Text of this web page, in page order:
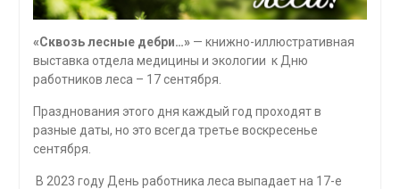
«Сквозь лесные дебри…»— книжно-иллюстративная
выставка отдела медицины и экологии к Дню
работников леса – 17 сентября.
Празднования этого дня каждый год проходят в
разные даты, но это всегда третье воскресенье
сентября.
В 2023 году День работника леса выпадает на 17-е